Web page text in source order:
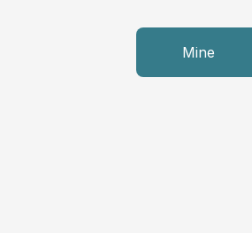
Mine